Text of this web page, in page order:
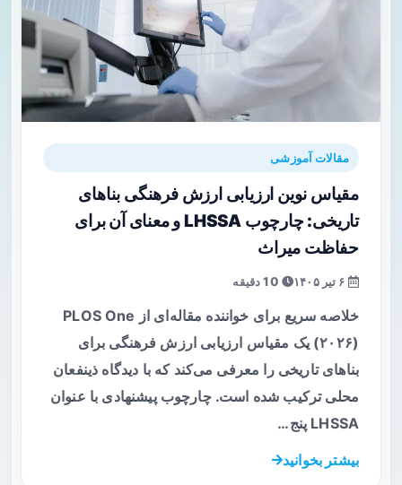
مقالات آموزشی
مقیاس نوین ارزیابی ارزش فرهنگی بناهای
تاریخی: چارچوب LHSSA و معنای آن برای
حفاظت میراث
خلاصه سریع برای خواننده مقاله‌ای از PLOS One
(۲۰۲۶) یک مقیاس ارزیابی ارزش فرهنگی برای
بناهای تاریخی را معرفی می‌کند که با دیدگاه ذینفعان
محلی ترکیب شده است. چارچوب پیشنهادی با عنوان
LHSSA پنج…
بیشتر بخوانید